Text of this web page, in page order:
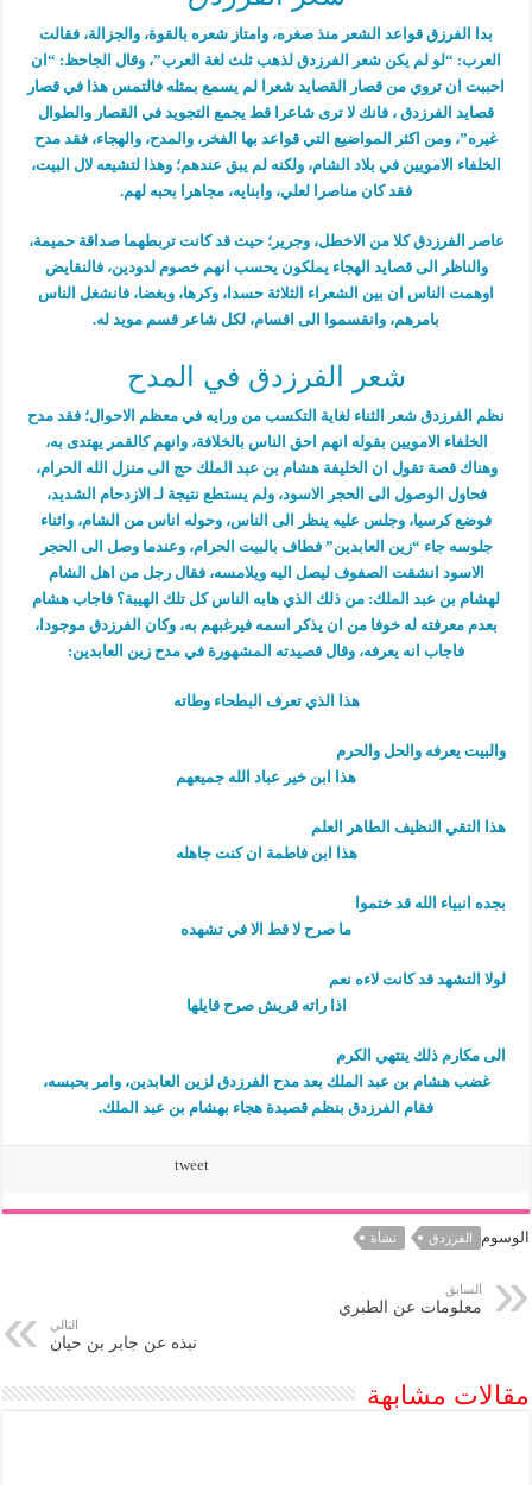
بدا الفرزق قواعد الشعر منذ صغره، وامتاز شعره بالقوة، والجزالة، فقالت
العرب: “لو لم يكن شعر الفرزدق لذهب ثلث لغة العرب”، وقال الجاحظ: “ان
احببت ان تروي من قصار القصايد شعرا لم يسمع بمثله فالتمس هذا في قصار
قصايد الفرزدق ، فانك لا ترى شاعرا قط يجمع التجويد في القصار والطوال
غيره”، ومن اكثر المواضيع التي قواعد بها الفخر، والمدح، والهجاء، فقد مدح
الخلفاء الامويين في بلاد الشام، ولكنه لم يبق عندهم؛ وهذا لتشيعه لال البيت،
فقد كان مناصرا لعلي، وابنايه، مجاهرا بحبه لهم.
عاصر الفرزدق كلا من الاخطل، وجرير؛ حيث قد كانت تربطهما صداقة حميمة،
والناظر الى قصايد الهجاء يملكون يحسب انهم خصوم لدودين، فالنقايض
اوهمت الناس ان بين الشعراء الثلاثة حسدا، وكرها، وبغضا، فانشغل الناس
بامرهم، وانقسموا الى اقسام، لكل شاعر قسم مويد له.
شعر الفرزدق في المدح
نظم الفرزدق شعر الثناء لغاية التكسب من ورايه في معظم الاحوال؛ فقد مدح
الخلفاء الامويين بقوله انهم احق الناس بالخلافة، وانهم كالقمر يهتدى به،
وهناك قصة تقول ان الخليفة هشام بن عبد الملك حج الى منزل الله الحرام،
فحاول الوصول الى الحجر الاسود، ولم يستطع نتيجة لـ الازدحام الشديد،
فوضع كرسيا، وجلس عليه ينظر الى الناس، وحوله اناس من الشام، واثناء
جلوسه جاء “زين العابدين” فطاف بالبيت الحرام، وعندما وصل الى الحجر
الاسود انشقت الصفوف ليصل اليه ويلامسه، فقال رجل من اهل الشام
لهشام بن عبد الملك: من ذلك الذي هابه الناس كل تلك الهيبة؟ فاجاب هشام
بعدم معرفته له خوفا من ان يذكر اسمه فيرغبهم به، وكان الفرزدق موجودا،
فاجاب انه يعرفه، وقال قصيدته المشهورة في مدح زين العابدين:
هذا الذي تعرف البطحاء وطاته
والبيت يعرفه والحل والحرم
هذا ابن خير عباد الله جميعهم
هذا التقي النظيف الطاهر العلم
هذا ابن فاطمة ان كنت جاهله
بجده انبياء الله قد ختموا
ما صرح لا قط الا في تشهده
لولا التشهد قد كانت لاءه نعم
اذا راته قريش صرح قايلها
الى مكارم ذلك ينتهي الكرم
غضب هشام بن عبد الملك بعد مدح الفرزدق لزين العابدين، وامر بحبسه،
فقام الفرزدق بنظم قصيدة هجاء بهشام بن عبد الملك.
tweet
الوسوم الفرزدق نشأة
السابق
معلومات عن الطبري
التالي
نبذه عن جابر بن حيان
مقالات مشابهة